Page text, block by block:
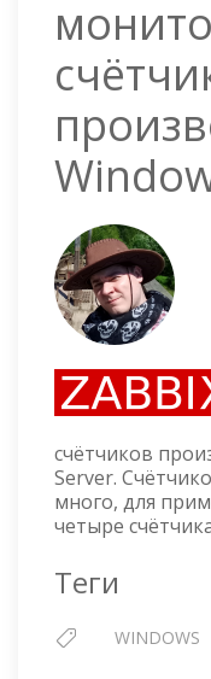
счётчиков
Server.
много, для
четыре
Теги
WINDOWS